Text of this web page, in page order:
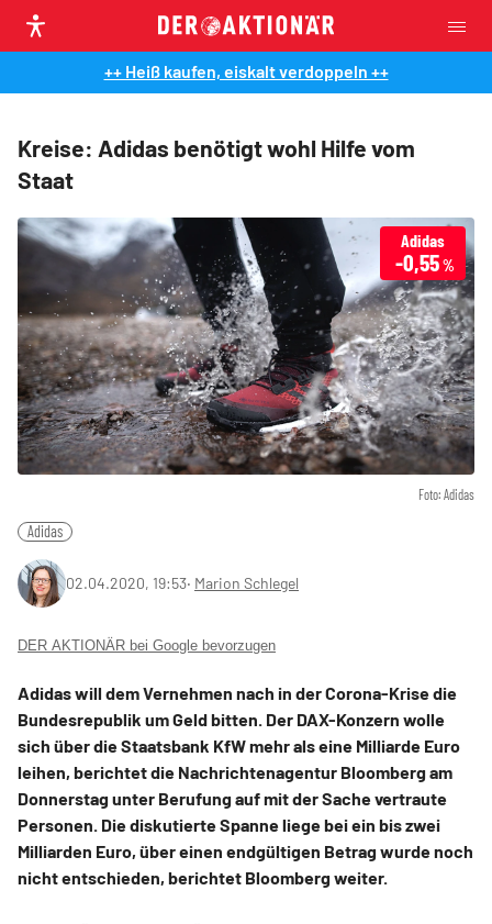
++ Heiß kaufen, eiskalt verdoppeln ++
Kreise: Adidas benötigt wohl Hilfe vom
Staat
Foto: Adidas
Adidas
-0,55%
Adidas
02.04.2020, 19:53‧ Marion Schlegel
DER AKTIONÄR bei Google bevorzugen
Adidas will dem Vernehmen nach in der Corona-Krise die
Bundesrepublik um Geld bitten. Der DAX-Konzern wolle
sich über die Staatsbank KfW mehr als eine Milliarde Euro
leihen, berichtet die Nachrichtenagentur Bloomberg am
Donnerstag unter Berufung auf mit der Sache vertraute
Personen. Die diskutierte Spanne liege bei ein bis zwei
Milliarden Euro, über einen endgültigen Betrag wurde noch
nicht entschieden, berichtet Bloomberg weiter.